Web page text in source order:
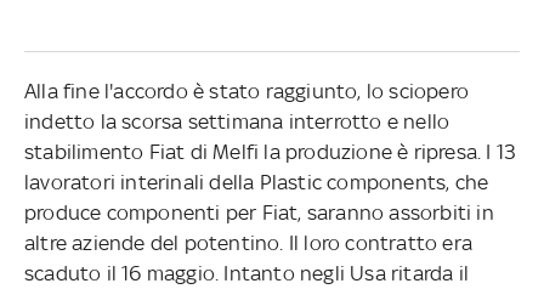
Alla fine l'accordo è stato raggiunto, lo sciopero
indetto la scorsa settimana interrotto e nello
stabilimento Fiat di Melfi la produzione è ripresa. I 13
lavoratori interinali della Plastic components, che
produce componenti per Fiat, saranno assorbiti in
altre aziende del potentino. Il loro contratto era
scaduto il 16 maggio. Intanto negli Usa ritarda il